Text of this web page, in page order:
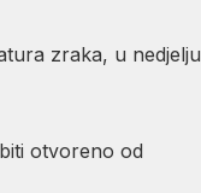
zraka, u nedjelju
otvoreno od